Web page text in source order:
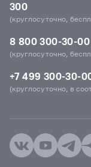
300
(круглосуточно,
8 800 300-30-00
(круглосуточно,
+7 499 300-30-
(круглосуточно, в